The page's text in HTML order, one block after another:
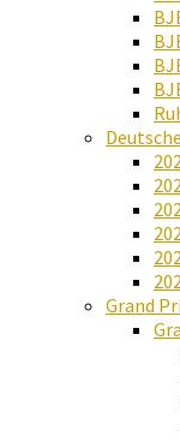
Grand